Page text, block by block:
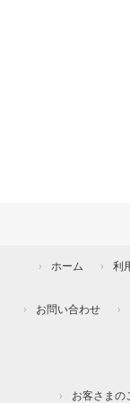
ホーム 利
お問い合わせ
お客さまの